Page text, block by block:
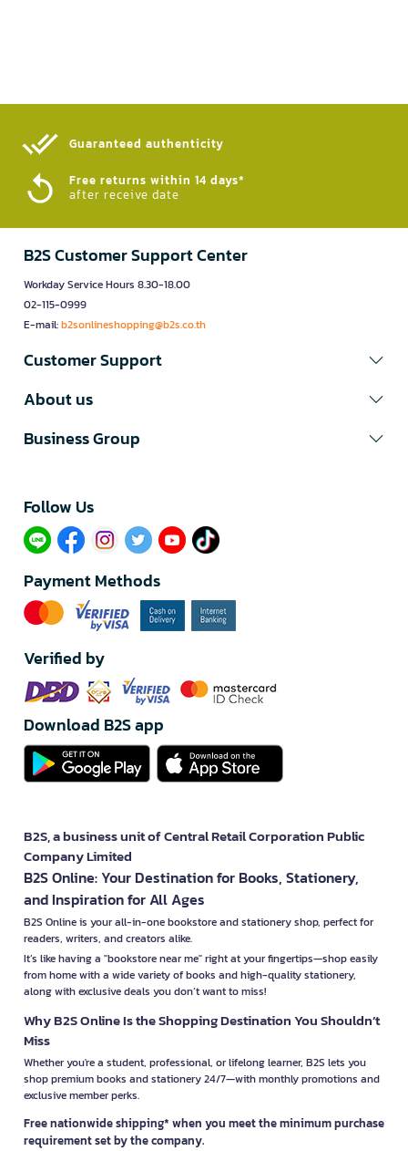
Guaranteed authenticity​
Free returns within 14 days*
after receive date
B2S Customer Support Center
Workday Service Hours 8.30-18.00
02-115-0999
E-mail:b2sonlineshopping@b2s.co.th
Customer Support
About us
Business Group
Follow Us​
Payment Methods
Verified by
Download B2S app
B2S, a business unit of Central Retail Corporation Public
Company Limited
B2S Online: Your Destination for Books, Stationery,
and Inspiration for All Ages
B2S Online is your all-in-one bookstore and stationery shop, perfect for
readers, writers, and creators alike.
It’s like having a "bookstore near me" right at your fingertips—shop easily
from home with a wide variety of books and high-quality stationery,
along with exclusive deals you don’t want to miss!
Why B2S Online Is the Shopping Destination You Shouldn’t
Miss
Whether you're a student, professional, or lifelong learner, B2S lets you
shop premium books and stationery 24/7—with monthly promotions and
exclusive member perks.
Free nationwide shipping* when you meet the minimum purchase
requirement set by the company.